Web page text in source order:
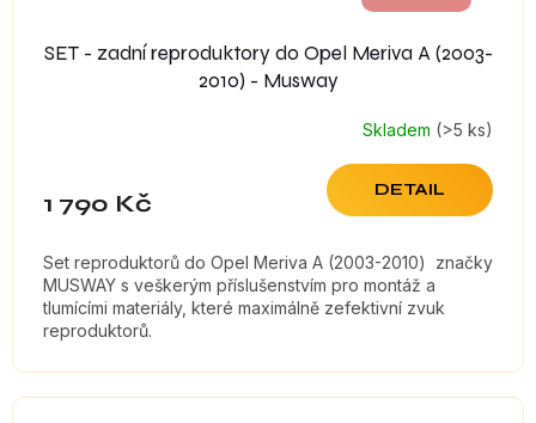
SET - zadní reproduktory do Opel Meriva A (2003-
2010) - Musway
Skladem (>5 ks)
1 790 Kč DETAIL
Set reproduktorů do Opel Meriva A (2003-2010) značky
MUSWAY s veškerým příslušenstvím pro montáž a
tlumícími materiály, které maximálně zefektivní zvuk
reproduktorů.